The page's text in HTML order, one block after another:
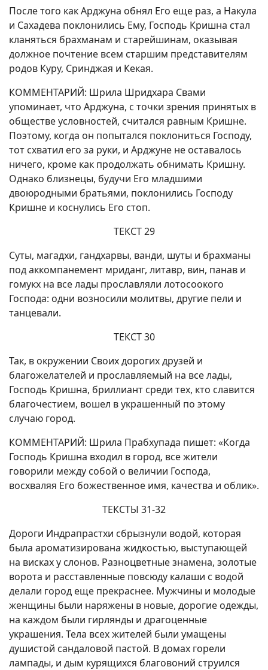
После того как Арджуна обнял Его еще раз, а Накула
и Сахадева поклонились Ему, Господь Кришна стал
кланяться брахманам и старейшинам, оказывая
должное почтение всем старшим представителям
родов Куру, Сринджая и Кекая.
КОММЕНТАРИЙ: Шрила Шридхара Свами
упоминает, что Арджуна, с точки зрения принятых в
обществе условностей, считался равным Кришне.
Поэтому, когда он попытался поклониться Господу,
тот схватил его за руки, и Арджуне не оставалось
ничего, кроме как продолжать обнимать Кришну.
Однако близнецы, будучи Его младшими
двоюродными братьями, поклонились Господу
Кришне и коснулись Его стоп.
ТЕКСТ 29
Суты, магадхи, гандхарвы, ванди, шуты и брахманы
под аккомпанемент мриданг, литавр, вин, панав и
гомукх на все лады прославляли лотосоокого
Господа: одни возносили молитвы, другие пели и
танцевали.
ТЕКСТ 30
Так, в окружении Своих дорогих друзей и
благожелателей и прославляемый на все лады,
Господь Кришна, бриллиант среди тех, кто славится
благочестием, вошел в украшенный по этому
случаю город.
КОММЕНТАРИЙ: Шрила Прабхупада пишет: «Когда
Господь Кришна входил в город, все жители
говорили между собой о величии Господа,
восхваляя Его божественное имя, качества и облик».
ТЕКСТЫ 31-32
Дороги Индрапрастхи сбрызнули водой, которая
была ароматизирована жидкостью, выступающей
на висках у слонов. Разноцветные знамена, золотые
ворота и расставленные повсюду калаши с водой
делали город еще прекраснее. Мужчины и молодые
женщины были наряжены в новые, дорогие одежды,
на каждом были гирлянды и драгоценные
украшения. Тела всех жителей были умащены
душистой сандаловой пастой. В домах горели
лампады, и дым курящихся благовоний струился